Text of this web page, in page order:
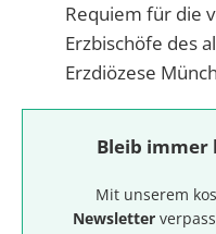
Requiem für die
Erzbischöfe des
Erzdiözese
Bleib immer
Mit unserem
Newsletter